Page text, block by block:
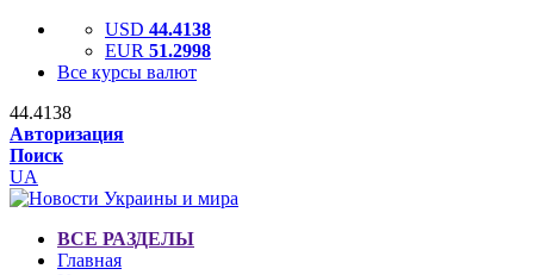
USD 44.4138
EUR 51.2998
Все курсы валют
44.4138
Авторизация
Поиск
UA
ВСЕ РАЗДЕЛЫ
Главная